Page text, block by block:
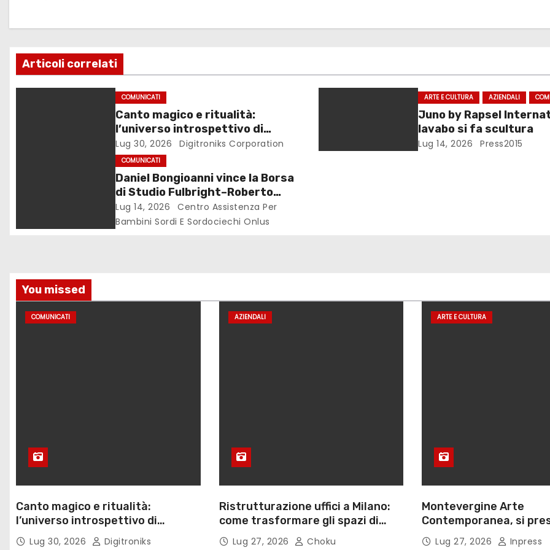
z
i
t
c
o
Articoli correlati
COMUNICATI
Canto magico e ritualità:
l’universo introspettivo di
Lilinanna
Lug 30, 2026 Digitroniks Corporation
ARTE E CULTURA AZIENDALI
Juno by Rapsel
lavabo si fa scultura
Lug 14, 2026 Press2015
COMUNICATI
Daniel Bongioanni vince la Borsa
di Studio Fulbright–Roberto
Wirth 2026
Lug 14, 2026
Centro Assistenza Per
Bambini Sordi E Sordociechi Onlus
You missed
COMUNICATI
Canto magico e ritualità:
l’universo introspettivo di
Lilinanna
Lug 30, 2026 Digitroniks
AZIENDALI
Ristrutturazione uffici a Milano:
come trasformare gli spazi di
lavoro
Lug 27, 2026 Choku
ARTE E CULTURA
Montevergine Arte
Contemporanea, si
monografia dedicata a
Lug 27, 2026 Inpress